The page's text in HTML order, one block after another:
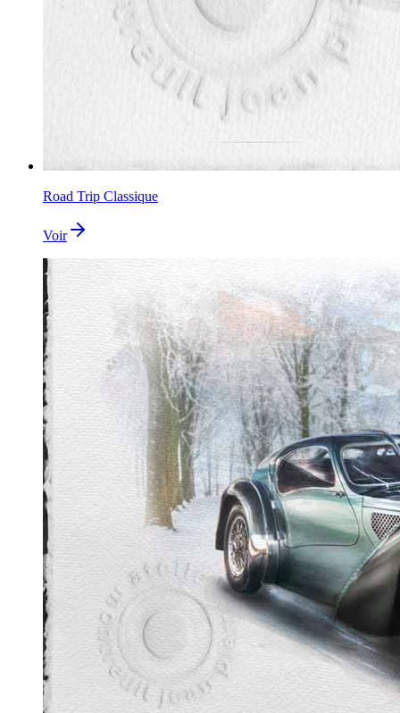
Road Trip Classique
Voir